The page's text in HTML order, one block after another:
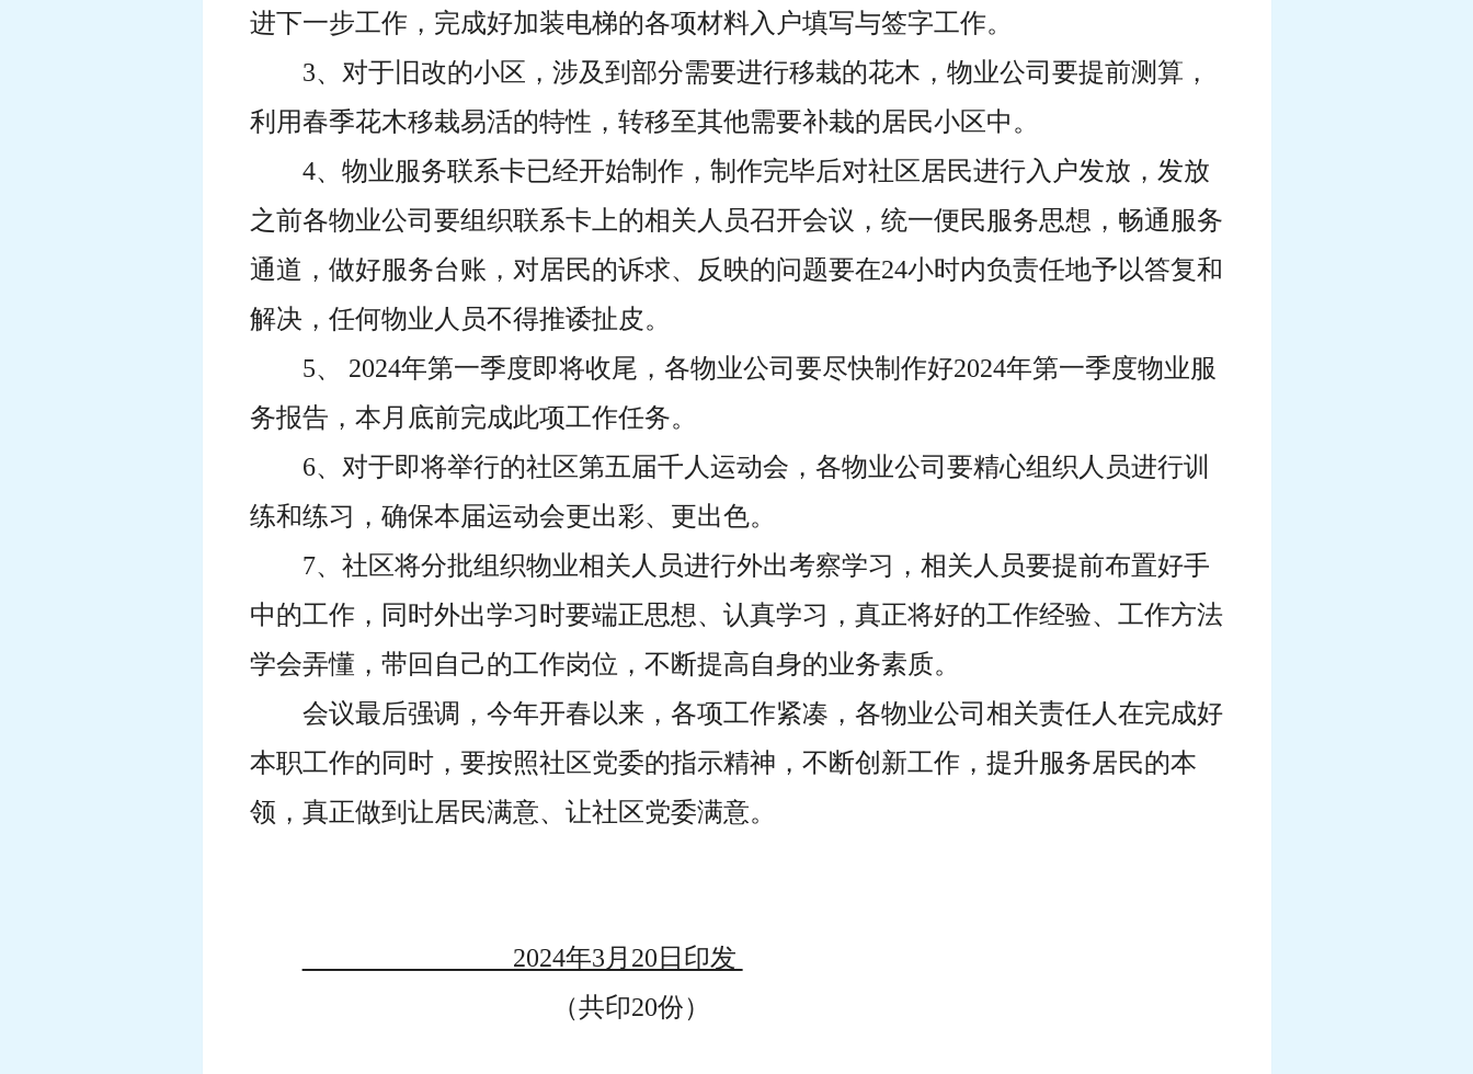
进下一步工作，完成好加装电梯的各项材料入户填写与签字工作。
3、对于旧改的小区，涉及到部分需要进行移栽的花木，物业公司要提前测算，
利用春季花木移栽易活的特性，转移至其他需要补栽的居民小区中。
4、物业服务联系卡已经开始制作，制作完毕后对社区居民进行入户发放，发放
之前各物业公司要组织联系卡上的相关人员召开会议，统一便民服务思想，畅通服务
通道，做好服务台账，对居民的诉求、反映的问题要在24小时内负责任地予以答复和
解决，任何物业人员不得推诿扯皮。
5、 2024年第一季度即将收尾，各物业公司要尽快制作好2024年第一季度物业服
务报告，本月底前完成此项工作任务。
6、对于即将举行的社区第五届千人运动会，各物业公司要精心组织人员进行训
练和练习，确保本届运动会更出彩、更出色。
7、社区将分批组织物业相关人员进行外出考察学习，相关人员要提前布置好手
中的工作，同时外出学习时要端正思想、认真学习，真正将好的工作经验、工作方法
学会弄懂，带回自己的工作岗位，不断提高自身的业务素质。
会议最后强调，今年开春以来，各项工作紧凑，各物业公司相关责任人在完成好
本职工作的同时，要按照社区党委的指示精神，不断创新工作，提升服务居民的本
领，真正做到让居民满意、让社区党委满意。
2024年3月20日印发
（共印20份）